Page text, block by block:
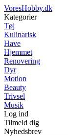
VoresHobby.dk
Kategorier
Tøj
Kulinarisk
Have
Hjemmet
Renovering
Dyr
Motion
Beauty
Trivsel
Musik
Log ind
Tilmeld dig
Nyhedsbrev